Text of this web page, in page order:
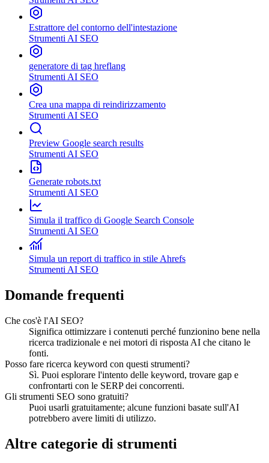
Estrattore del contorno dell'intestazione
Strumenti AI SEO
generatore di tag hreflang
Strumenti AI SEO
Crea una mappa di reindirizzamento
Strumenti AI SEO
Preview Google search results
Strumenti AI SEO
Generate robots.txt
Strumenti AI SEO
Simula il traffico di Google Search Console
Strumenti AI SEO
Simula un report di traffico in stile Ahrefs
Strumenti AI SEO
Domande frequenti
Che cos'è l'AI SEO?
Significa ottimizzare i contenuti perché funzionino bene nella
ricerca tradizionale e nei motori di risposta AI che citano le
fonti.
Posso fare ricerca keyword con questi strumenti?
Sì. Puoi esplorare l'intento delle keyword, trovare gap e
confrontarti con le SERP dei concorrenti.
Gli strumenti SEO sono gratuiti?
Puoi usarli gratuitamente; alcune funzioni basate sull'AI
potrebbero avere limiti di utilizzo.
Altre categorie di strumenti